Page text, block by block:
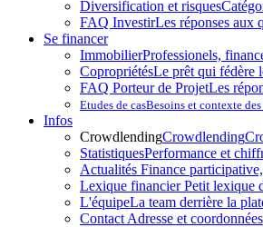
Diversification et risques
FAQ InvestirLes réponses aux
Se financer
ImmobilierProfessionels,
CopropriétésLe prêt qui fédère
FAQ Porteur de ProjetLes
Etudes de casBesoins et contexte
Infos
CrowdlendingCrowdlending
StatistiquesPerformance et
Actualités Finance
Lexique financierPetit lexique
L'équipeLa team derrière la
Contact Adresse et coordonnées